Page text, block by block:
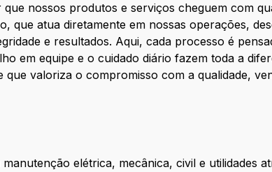
nossos produtos e serviços cheguem com
que atua diretamente em nossas operações,
e resultados. Aqui, cada processo é
em equipe e o cuidado diário fazem toda a
valoriza o compromisso com a qualidade,
elétrica, mecânica, civil e utilidades